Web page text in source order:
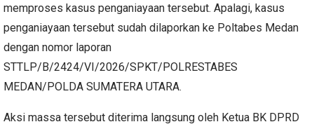
memproses kasus penganiayaan tersebut. Apalagi, kasus
penganiayaan tersebut sudah dilaporkan ke Poltabes Medan
dengan nomor laporan
STTLP/B/2424/VI/2026/SPKT/POLRESTABES
MEDAN/POLDA SUMATERA UTARA.
Aksi massa tersebut diterima langsung oleh Ketua BK DPRD